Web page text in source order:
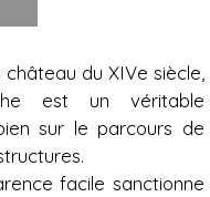
du XIVe siècle,
est un véritable
sur le parcours de
facile sanctionne